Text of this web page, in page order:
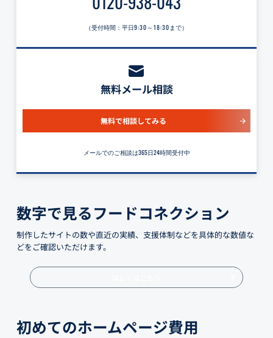
（受付時間：平日9:30～18:30 まで）
無料メール相談
無料で相談してみる
メールでのご相談は365日24時間受付中
数字で見るフードコネクション
制作したサイトの数や直近の実績、支援体制などを具体的な数値な
どをご確認いただけます。
初めてのホームページ費用